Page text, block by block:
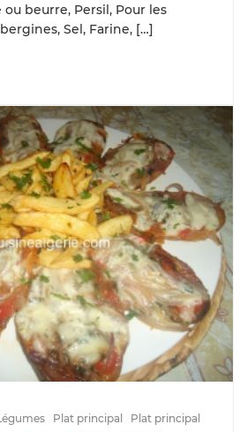
beurre, Persil, Pour les
Sel, Farine, […]
Plat principal Plat principal